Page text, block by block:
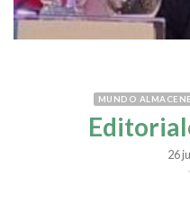
MUNDO
26